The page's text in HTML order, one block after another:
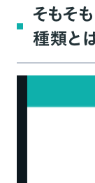
資格や
趣味が活
Web系
そもそ
種類と